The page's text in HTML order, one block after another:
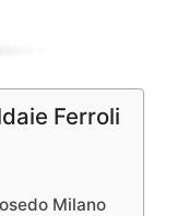
Ferroli
Milano